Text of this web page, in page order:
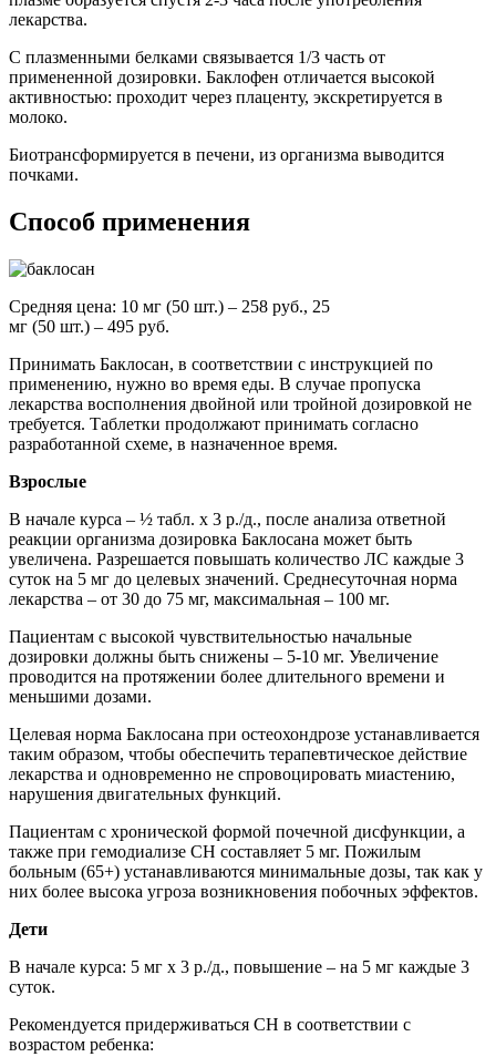
лекарства.
С плазменными белками связывается 1/3 часть от
примененной дозировки. Баклофен отличается высокой
активностью: проходит через плаценту, экскретируется в
молоко.
Биотрансформируется в печени, из организма выводится
почками.
Способ применения
Средняя цена: 10 мг (50 шт.) – 258 руб., 25
мг (50 шт.) – 495 руб.
Принимать Баклосан, в соответствии с инструкцией по
применению, нужно во время еды. В случае пропуска
лекарства восполнения двойной или тройной дозировкой не
требуется. Таблетки продолжают принимать согласно
разработанной схеме, в назначенное время.
Взрослые
В начале курса – ½ табл. х 3 р./д., после анализа ответной
реакции организма дозировка Баклосана может быть
увеличена. Разрешается повышать количество ЛС каждые 3
суток на 5 мг до целевых значений. Среднесуточная норма
лекарства – от 30 до 75 мг, максимальная – 100 мг.
Пациентам с высокой чувствительностью начальные
дозировки должны быть снижены – 5-10 мг. Увеличение
проводится на протяжении более длительного времени и
меньшими дозами.
Целевая норма Баклосана при остеохондрозе устанавливается
таким образом, чтобы обеспечить терапевтическое действие
лекарства и одновременно не спровоцировать миастению,
нарушения двигательных функций.
Пациентам с хронической формой почечной дисфункции, а
также при гемодиализе СН составляет 5 мг. Пожилым
больным (65+) устанавливаются минимальные дозы, так как у
них более высока угроза возникновения побочных эффектов.
Дети
В начале курса: 5 мг х 3 р./д., повышение – на 5 мг каждые 3
суток.
Рекомендуется придерживаться СН в соответствии с
возрастом ребенка: